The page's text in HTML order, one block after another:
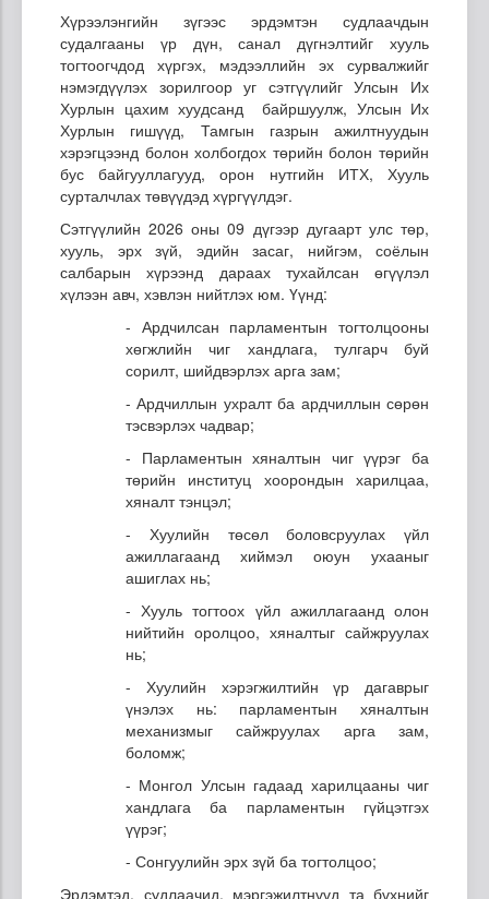
Хүрээлэнгийн зүгээс эрдэмтэн судлаачдын
судалгааны үр дүн, санал дүгнэлтийг хууль
тогтоогчдод хүргэх, мэдээллийн эх сурвалжийг
нэмэгдүүлэх зорилгоор уг сэтгүүлийг Улсын Их
Хурлын цахим хуудсанд байршуулж, Улсын Их
Хурлын гишүүд, Тамгын газрын ажилтнуудын
хэрэгцээнд болон холбогдох төрийн болон төрийн
бус байгууллагууд, орон нутгийн ИТХ, Хууль
сурталчлах төвүүдэд хүргүүлдэг.
Сэтгүүлийн 2026 оны 09 дүгээр дугаарт улс төр,
хууль, эрх зүй, эдийн засаг, нийгэм, соёлын
салбарын хүрээнд дараах тухайлсан өгүүлэл
хүлээн авч, хэвлэн нийтлэх юм. Үүнд:
- Ардчилсан парламентын тогтолцооны
хөгжлийн чиг хандлага, тулгарч буй
сорилт, шийдвэрлэх арга зам;
- Ардчиллын ухралт ба ардчиллын сөрөн
тэсвэрлэх чадвар;
- Парламентын хяналтын чиг үүрэг ба
төрийн институц хоорондын харилцаа,
хяналт тэнцэл;
- Хуулийн төсөл боловсруулах үйл
ажиллагаанд хиймэл оюун ухааныг
ашиглах нь;
- Хууль тогтоох үйл ажиллагаанд олон
нийтийн оролцоо, хяналтыг сайжруулах
нь;
- Хуулийн хэрэгжилтийн үр дагаврыг
үнэлэх нь: парламентын хяналтын
механизмыг сайжруулах арга зам,
боломж;
- Монгол Улсын гадаад харилцааны чиг
хандлага ба парламентын гүйцэтгэх
үүрэг;
- Сонгуулийн эрх зүй ба тогтолцоо;
Эрдэмтэд, судлаачид, мэргэжилтнүүд та бүхнийг